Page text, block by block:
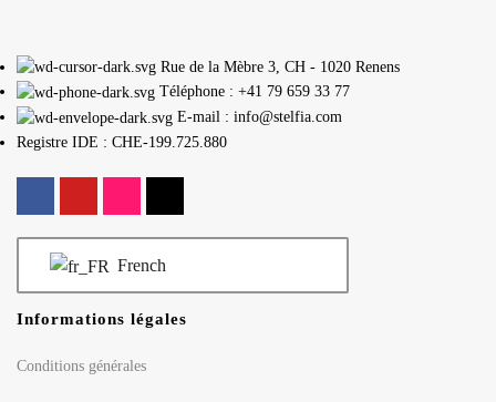
Rue de la Mèbre 3, CH - 1020 Renens
Téléphone : +41 79 659 33 77
E-mail : info@stelfia.com
Registre IDE : CHE-199.725.880
French
Informations légales
Conditions générales